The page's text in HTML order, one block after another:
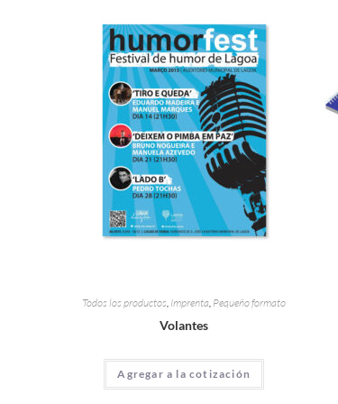
Todos los productos, Imprenta, Pequeño formato
Volantes
Agregar a la cotización